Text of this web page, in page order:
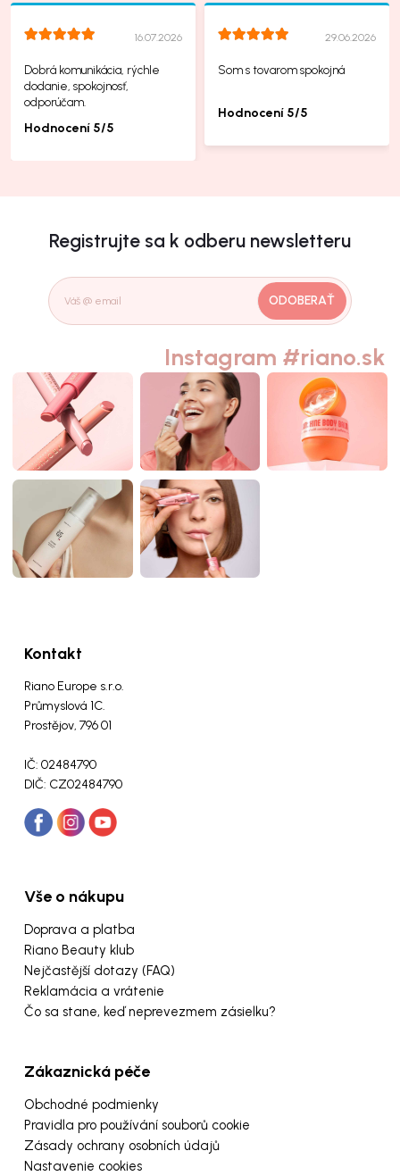
16.07.2026
Dobrá komunikácia, rýchle
dodanie, spokojnosť,
odporúčam.
Hodnocení 5/5
29.06.2026
Som s tovarom spokojná
Hodnocení 5/5
Registrujte sa k odberu newsletteru
ODOBERAŤ
Instagram #riano.sk
Kontakt
Riano Europe s.r.o.
Průmyslová 1C.
Prostějov, 796 01
IČ: 02484790
DIČ: CZ02484790
Vše o nákupu
Doprava a platba
Riano Beauty klub
Nejčastější dotazy (FAQ)
Reklamácia a vrátenie
Čo sa stane, keď neprevezmem zásielku?
Zákaznická péče
Obchodné podmienky
Pravidla pro používání souborů cookie
Zásady ochrany osobních údajů
Nastavenie cookies